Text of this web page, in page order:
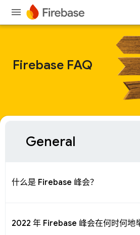
Firebase FAQ
General
什么是 Firebase 峰会？
2022 年 Firebase 峰会在何时何地